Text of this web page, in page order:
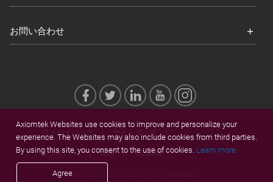
お問い合わせ
フィードバック サイトマップ
プライバシ 商標 Cookies
Axiomtek Websites use cookies to improve and personalize your
experience. The Websites may also include cookies from third parties.
By using this site, you consent to the use of cookies. Learn more.
Agree